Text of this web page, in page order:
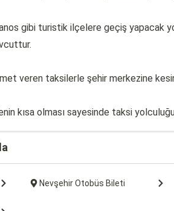
gibi turistik ilçelere geçiş yapacak
veren taksilerle şehir merkezine
kısa olması sayesinde taksi
Nevşehir Otobüs Bileti